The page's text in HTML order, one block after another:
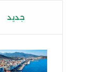
جديد